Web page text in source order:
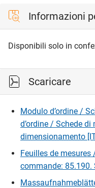
Informazioni
Disponibili solo in
Scaricare
Modulo d’ordine /
d’ordine / Schede
dimensionamento
Feuilles de
commande: 85.190.